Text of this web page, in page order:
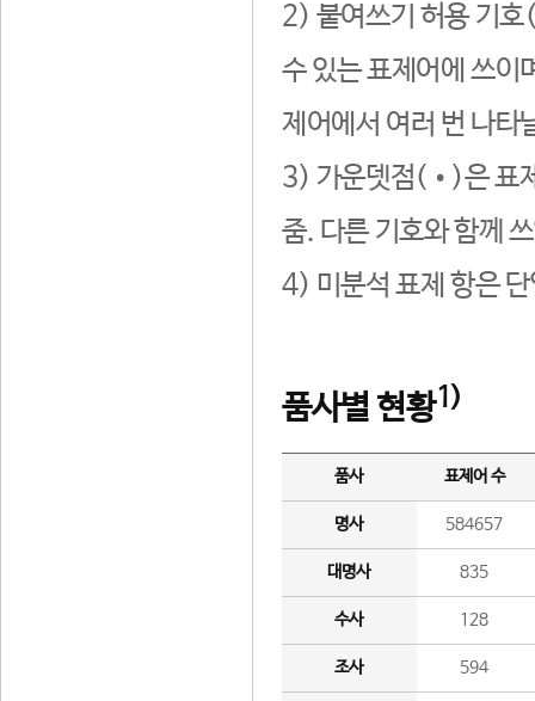
2) 붙여쓰기 허용 기호
수 있는 표제어에 쓰이
제어에서 여러 번 나타
3) 가운뎃점(•)은 표
줌. 다른 기호와 함께
4) 미분석 표제 항은
품사별 현황1)
품사 표제어 수
명사 584657
대명사 835
수사 128
조사 594